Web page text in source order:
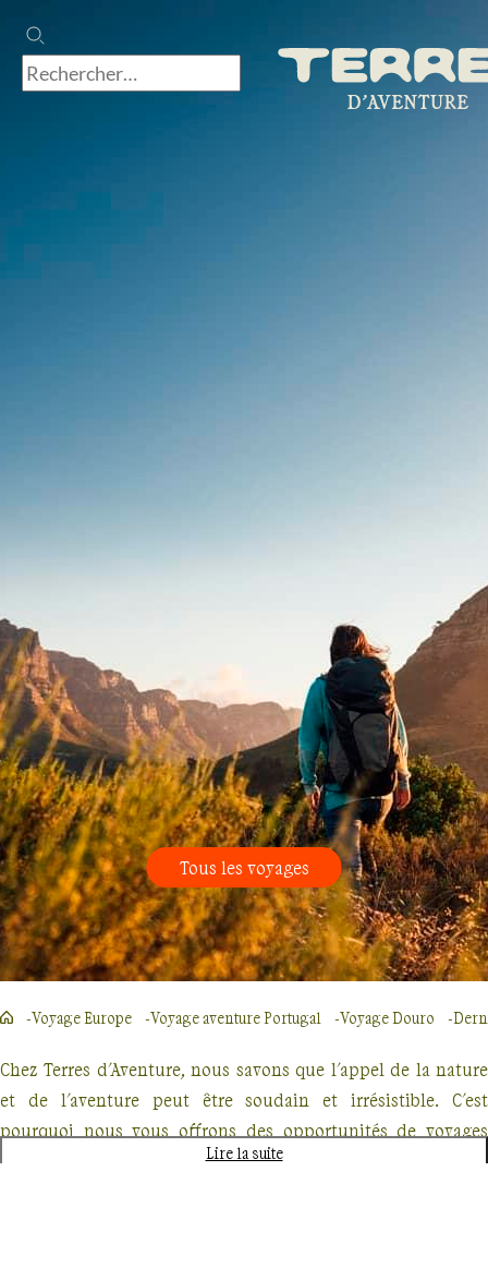
Tous les voyages
Voyage Europe Voyage aventure Portugal Voyage Douro
Chez Terres d'Aventure, nous savons que l'appel de la nature
et de l'aventure peut être soudain et irrésistible. C'est
pourquoi nous vous offrons des opportunités de voyages
d'aventure en dernières minutes, parfaits pour les
Lire la suite